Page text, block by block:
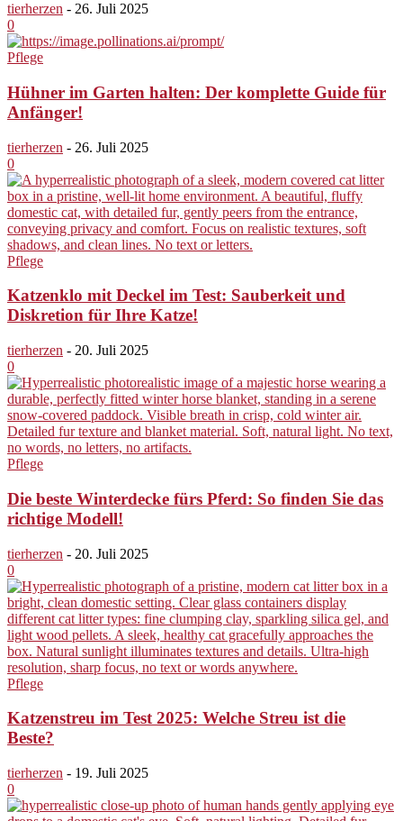
tierherzen - 26. Juli 2025
0
Pflege
Hühner im Garten halten: Der komplette Guide für
Anfänger!
tierherzen - 26. Juli 2025
0
Pflege
Katzenklo mit Deckel im Test: Sauberkeit und
Diskretion für Ihre Katze!
tierherzen - 20. Juli 2025
0
Pflege
Die beste Winterdecke fürs Pferd: So finden Sie das
richtige Modell!
tierherzen - 20. Juli 2025
0
Pflege
Katzenstreu im Test 2025: Welche Streu ist die
Beste?
tierherzen - 19. Juli 2025
0